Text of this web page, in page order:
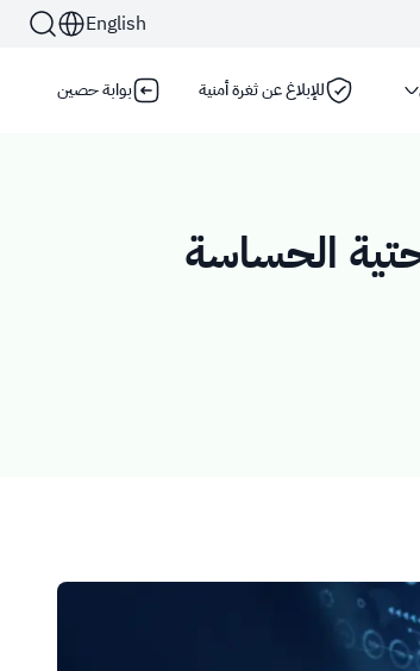
English
HTTPS للتشفير والأمان
للإبلاغ عن ثغرة أمنية بوابة حصين
الحساسة